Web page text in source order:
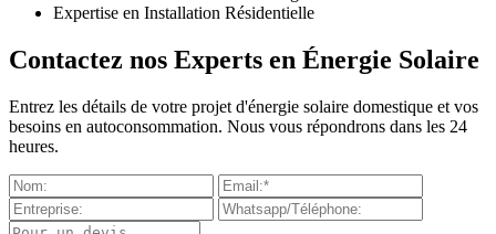
Expertise en Installation Résidentielle
Contactez nos Experts en Énergie Solaire
Entrez les détails de votre projet d'énergie solaire domestique et vos
besoins en autoconsommation. Nous vous répondrons dans les 24
heures.